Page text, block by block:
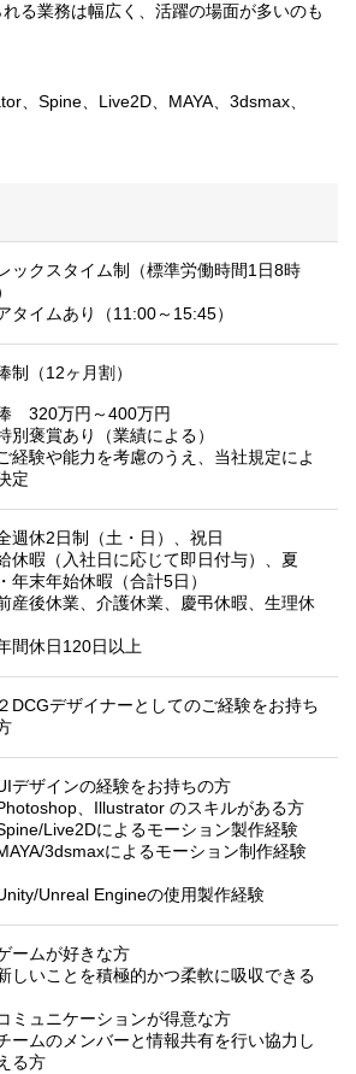
る業務は幅広く、活躍の場面が多いのも
、Spine、Live2D、MAYA、3dsmax、
ックスタイム制（標準労働時間1日8時
タイムあり（11:00～15:45）
制（12ヶ月割）
320万円～400万円
別褒賞あり（業績による）
経験や能力を考慮のうえ、当社規定によ
定
週休2日制（土・日）、祝日
休暇（入社日に応じて即日付与）、夏
年末年始休暇（合計5日）
産後休業、介護休業、慶弔休暇、生理休
間休日120日以上
DCGデザイナーとしてのご経験をお持ち
デザインの経験をお持ちの方
、Illustrator のスキルがある方
Live2Dによるモーション製作経験
3dsmaxによるモーション制作経験
Unreal Engineの使用製作経験
ームが好きな方
しいことを積極的かつ柔軟に吸収できる
ミュニケーションが得意な方
ームのメンバーと情報共有を行い協力し
る方